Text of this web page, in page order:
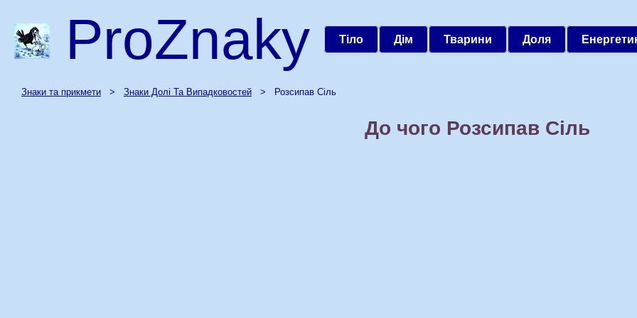
ProZnaky Тіло Дім Тварини Доля
Знаки та прикмети > Знаки Долі Та Випадковостей > Розсипав Сіль
До чого Розсипав Сіль